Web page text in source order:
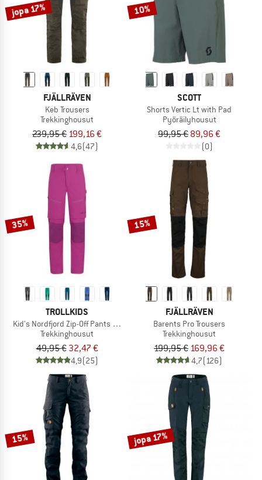
jopa 17%
FJÄLLRÄVEN
Keb Trousers
Trekkinghousut
239,95 € 199,16 €
4,6(47)
10%
SCOTT
Shorts Vertic Lt with Pad
Pyöräilyhousut
99,95 € 89,96 €
(0)
35%
TROLLKIDS
Kid's Nordfjord Zip-Off Pants Slim Fit
Trekkinghousut
49,95 € 32,47 €
4,9(25)
15%
FJÄLLRÄVEN
Barents Pro Trousers
Trekkinghousut
199,95 € 169,96 €
4,7(126)
15% jopa 17%